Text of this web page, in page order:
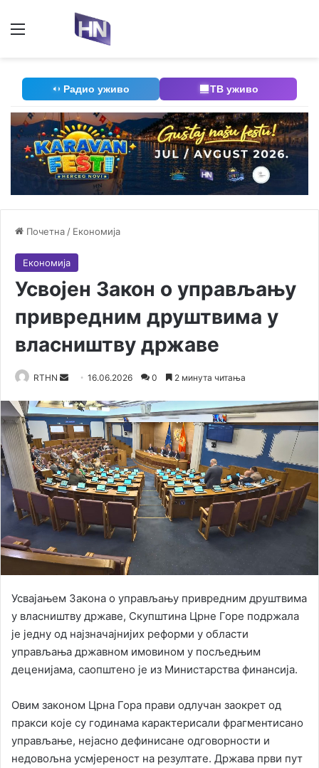
Радио уживо ТВ уживо
Почетна / Економија
Економија
Усвојен Закон о управљању
привредним друштвима у
власништву државе
RTHN
n
a
n
e
m
i
16.06.2026 0 2 минута читања
Усвајањем Закона о управљању привредним друштвима
у власништву државе, Скупштина Црне Горе подржала
је једну од најзначајнијих реформи у области
управљања државном имовином у посљедњим
деценијама, саопштено је из Министарства финансија.
Овим законом Црна Гора прави одлучан заокрет од
пракси које су годинама карактерисали фрагментисано
управљање, нејасно дефинисане одговорности и
недовољна усмјереност на резултате. Држава први пут